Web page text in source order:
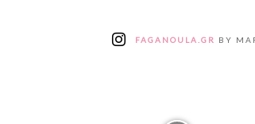
FAGANOULA.GR BY